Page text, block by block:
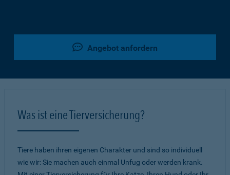
Angebot anfordern
Was ist eine Tierversicherung?
Tiere haben ihren eigenen Charakter und sind so individuell
wie wir: Sie machen auch einmal Unfug oder werden krank.